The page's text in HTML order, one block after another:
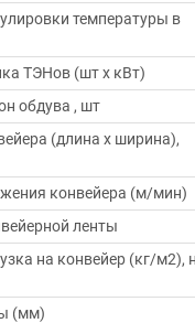
температуры в
ТЭНов (шт х кВт)
обдува , шт
(длина х ширина),
конвейера (м/мин)
ленты
на конвейер (кг/м2),
(мм)